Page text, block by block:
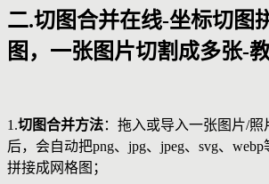
二.切图合并在线-坐标切图
图，一张图片切割成多张-
1.切图合并方法：拖入或导入一张图片/
后，会自动把png、jpg、jpeg、svg、
拼接成网格图；